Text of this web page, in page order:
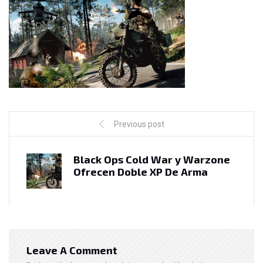
Previous post
Black Ops Cold War y Warzone
Ofrecen Doble XP De Arma
Leave A Comment